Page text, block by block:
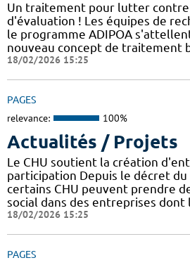
Un traitement pour lutter
d'évaluation ! Les équipes de
le programme ADIPOA
nouveau concept de traitement
18/02/2026 15:25
PAGES
relevance: 100%
Actualités / Projets
Le CHU soutient la création
participation Depuis le décret du
certains CHU peuvent prendre
social dans des entreprises dont
18/02/2026 15:25
PAGES